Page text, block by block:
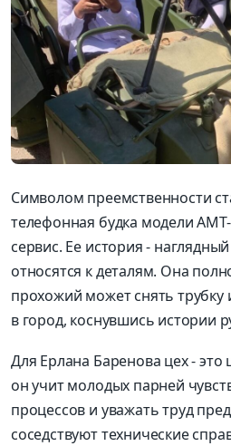
Символом преемственности
телефонная будка модели АМТ-
сервис. Ее история -
относятся к деталям. Она
прохожий может снять трубку
в город, коснувшись истории
Для Ерлана Баренова цех -
он учит молодых парней
процессов и уважать труд
соседствуют технические